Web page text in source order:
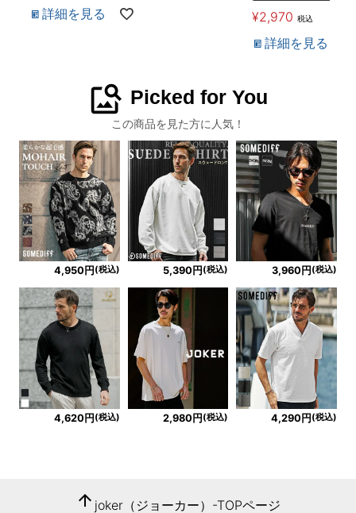
詳細を見る ¥2,970 税込
詳細を見る
image_search Picked for You
この商品を見た方に人気！
4,950円 (税込) 5,390円 (税込) 3,960円 (税込)
4,620円(税込) 2,980円(税込) 4,290円(税込)
arrow_upward joker（ジョーカー）-TOPページ